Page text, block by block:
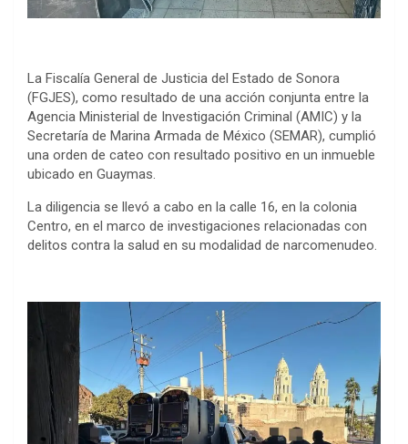
La Fiscalía General de Justicia del Estado de Sonora
(FGJES), como resultado de una acción conjunta entre la
Agencia Ministerial de Investigación Criminal (AMIC) y la
Secretaría de Marina Armada de México (SEMAR), cumplió
una orden de cateo con resultado positivo en un inmueble
ubicado en Guaymas.
La diligencia se llevó a cabo en la calle 16, en la colonia
Centro, en el marco de investigaciones relacionadas con
delitos contra la salud en su modalidad de narcomenudeo.